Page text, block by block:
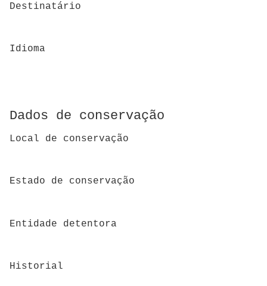
Destinatário
Idioma
Dados de conservação
Local de conservação
Estado de conservação
Entidade detentora
Historial